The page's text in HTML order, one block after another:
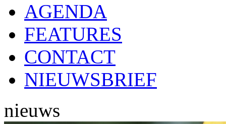
AGENDA
FEATURES
CONTACT
NIEUWSBRIEF
nieuws